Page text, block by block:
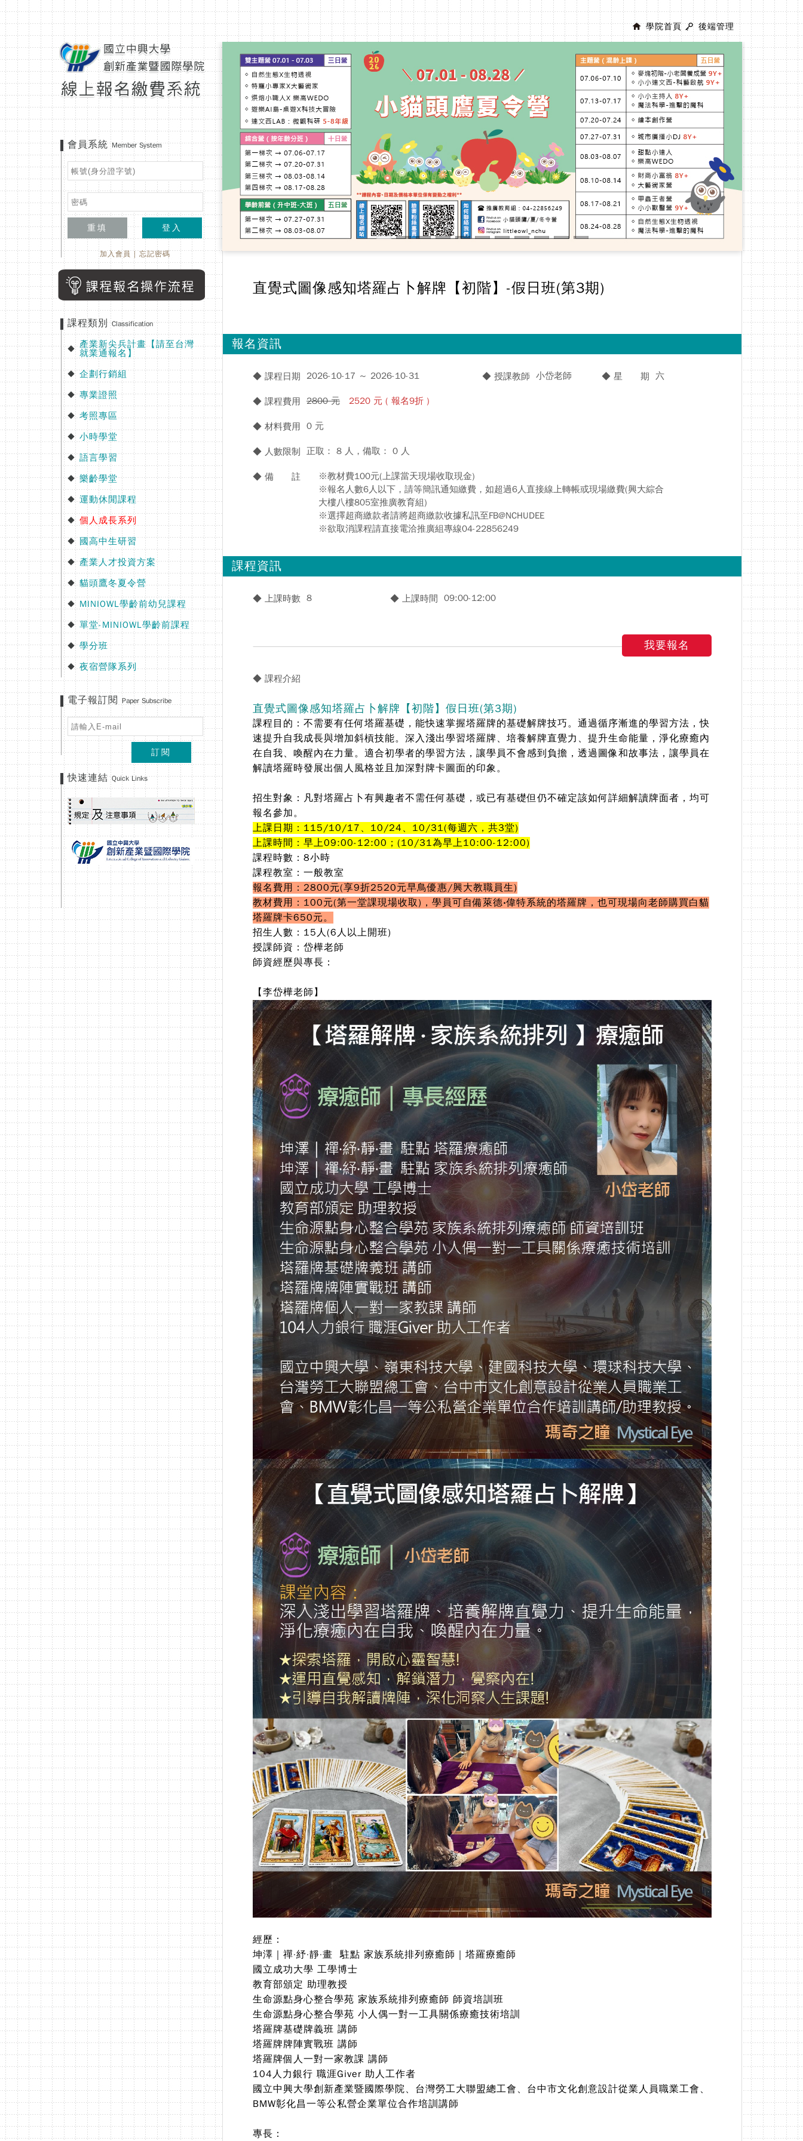
學院首頁 後端管理
會員系統Member System
重填 登入
加入會員|忘記密碼
課程類別Classification
◆ 產業新尖兵計畫【請至台灣
就業通報名】
◆ 企劃行銷組
◆ 專業證照
◆ 考照專區
◆ 小時學堂
◆ 語言學習
◆ 樂齡學堂
◆ 運動休閒課程
◆ 個人成長系列
◆ 國高中生研習
◆ 產業人才投資方案
◆ 貓頭鷹冬夏令營
◆ MINIOWL學齡前幼兒課程
◆ 單堂-MINIOWL學齡前課程
◆ 學分班
◆ 夜宿營隊系列
電子報訂閱 Paper Subscribe
訂閱
快速連結Quick Links
直覺式圖像感知塔羅占卜解牌【初階】-假日班(第3期)
報名資訊
◆ 課程日期 2026-10-17 ～ 2026-10-31
◆ 課程費用 2800 元 2520 元 ( 報名9折 )
◆ 材料費用 0 元
◆ 人數限制 正取： 8 人，備取： 0 人
◆ 授課教師 小岱老師 ◆ 星 期 六
◆ 備 註
※教材費100元(上課當天現場收取現金)
※報名人數6人以下，請等簡訊通知繳費，如超過6人直接線上轉帳或現場繳費(興大綜合
大樓八樓805室推廣教育組)
※選擇超商繳款者請將超商繳款收據私訊至FB@NCHUDEE
※欲取消課程請直接電洽推廣組專線04-22856249
課程資訊
◆ 上課時數 8 ◆ 上課時間 09:00-12:00
我要報名
◆ 課程介紹
直覺式圖像感知塔羅占卜解牌【初階】假日班(第3期)
課程目的：不需要有任何塔羅基礎，能快速掌握塔羅牌的基礎解牌技巧。通過循序漸進的學習方法，快
速提升自我成長與增加斜槓技能。深入淺出學習塔羅牌、培養解牌直覺力、提升生命能量，淨化療癒內
在自我、喚醒內在力量。適合初學者的學習方法，讓學員不會感到負擔，透過圖像和故事法，讓學員在
解讀塔羅時發展出個人風格並且加深對牌卡圖面的印象。
招生對象：凡對塔羅占卜有興趣者不需任何基礎，或已有基礎但仍不確定該如何詳細解讀牌面者，均可
報名參加。
上課日期：115/10/17、10/24、10/31(每週六，共3堂)
上課時間：早上09:00-12:00；(10/31為早上10:00-12:00)
課程時數：8小時
課程教室：一般教室
報名費用：2800元(享9折2520元早鳥優惠/興大教職員生)
教材費用：100元(第一堂課現場收取)，學員可自備萊德‧偉特系統的塔羅牌，也可現場向老師購買白貓
塔羅牌卡650元。
招生人數：15人(6人以上開班)
授課師資：岱樺老師
師資經歷與專長：
【李岱樺老師】
經歷：
坤澤｜禪·紓·靜·畫 駐點 家族系統排列療癒師｜塔羅療癒師
國立成功大學 工學博士
教育部頒定 助理教授
生命源點身心整合學苑 家族系統排列療癒師 師資培訓班
生命源點身心整合學苑 小人偶一對一工具關係療癒技術培訓
塔羅牌基礎牌義班 講師
塔羅牌牌陣實戰班 講師
塔羅牌個人一對一家教課 講師
104人力銀行 職涯Giver 助人工作者
國立中興大學創新產業暨國際學院、台灣勞工大聯盟總工會、台中市文化創意設計從業人員職業工會、
BMW彰化昌一等公私營企業單位合作培訓講師
專長：